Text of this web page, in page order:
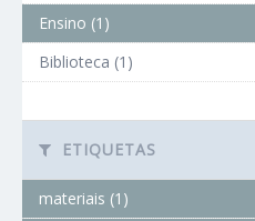
Ensino (1)
Biblioteca (1)
ETIQUETAS
materiais (1)